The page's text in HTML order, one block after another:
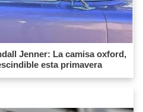
Jenner: La camisa oxford,
esta primavera